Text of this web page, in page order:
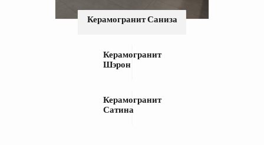
Керамогранит Саниза
Керамогранит
Шэрон
Керамогранит
Сатина